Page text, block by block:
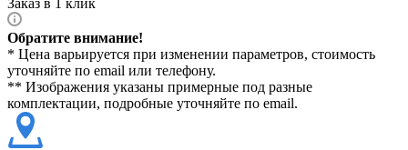
Обратите внимание!
* Цена варьируется при изменении параметров, стоимость
уточняйте по email или телефону.
** Изображения указаны примерные под разные
комплектации, подробные уточняйте по email.